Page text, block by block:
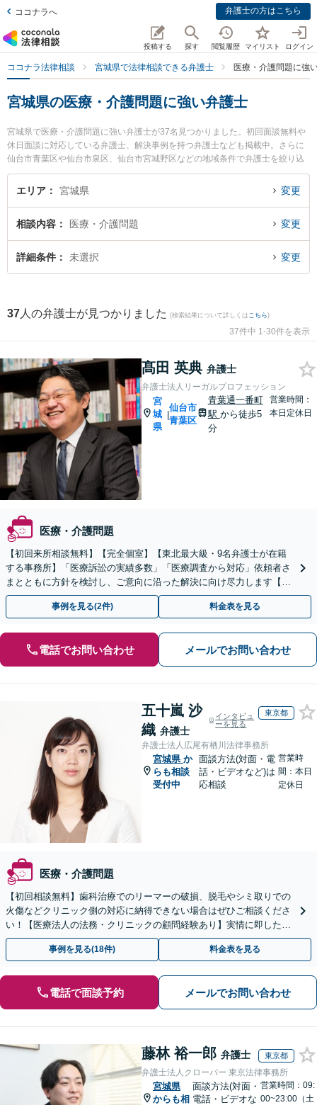
ココナラへ 弁護士の方はこちら
投稿する 探す 閲覧履歴 マイリスト ログイン
ココナラ法律相談 宮城県で法律相談できる弁護士 医療・介護問題に強
宮城県の医療・介護問題に強い弁護士
宮城県で医療・介護問題に強い弁護士が37名見つかりました。初回面談無料や
休日面談に対応している弁護士、解決事例を持つ弁護士なども掲載中。さらに
仙台市青葉区や仙台市泉区、仙台市宮城野区などの地域条件で弁護士を絞り込
めます。歯科治療ミスや美容整形のトラブル、産婦人科の訴訟等の細かな分野
での絞り込み検索もでき便利です。特に弁護士法人リーガルプロフェッション
います。『宮城県で土日や夜間に発生した医療・介護問題のトラブルを今すぐ
に弁護士に相談したい』『医療・介護問題のトラブル解決の実績豊富な近くの
弁護士を検索したい』『初回相談無料で医療・介護問題を法律相談できる宮城
エリア 宮城県 変更
相談内容 医療・介護問題 変更
詳細条件 未選択 変更
37 人の弁護士が見つかりました (検索結果について詳しくは こちら)
37件中 1-30件を表示
髙田 英典 弁護士
弁護士法人リーガルプロフェッション
宮
城
県
|
仙台市
青葉区
青葉通一番町
駅 から徒歩5
分
営業時間：
本日定休日
医療・介護問題
【初回来所相談無料】【完全個室】【東北最大級・9名弁護士が在籍
する事務所】「医療訴訟の実績多数」「医療調査から対応」依頼者さ
まとともに方針を検討し、ご意向に沿った解決に向け尽力します【24
時間メール・LINE予約受付】【土曜面談対応】
事例を見る(2件) 料金表を見る
電話でお問い合わせ メールでお問い合わせ
五十嵐 沙
織 弁護士
インタビュ
ーを見る
東京都
弁護士法人広尾有栖川法律事務所
宮城県 か
らも相談
受付中
面談方法(対面・電
話・ビデオなど)は
応相談
営業時
間：本日
定休日
医療・介護問題
【初回相談無料】歯科治療でのリーマーの破損、脱毛やシミ取りでの
火傷などクリニック側の対応に納得できない場合はぜひご相談くださ
い！【医療法人の法務・クリニックの顧問経験あり】実情に即したア
ドバイスで、納得のできるトラブルの解決を目指します。
事例を見る(18件) 料金表を見る
電話で面談予約 メールでお問い合わせ
藤林 裕一郎 弁護士 東京都
弁護士法人クローバー 東京法律事務所
宮城県
からも相
面談方法(対面・
電話・ビデオな
営業時間：09:
00~23:00（土